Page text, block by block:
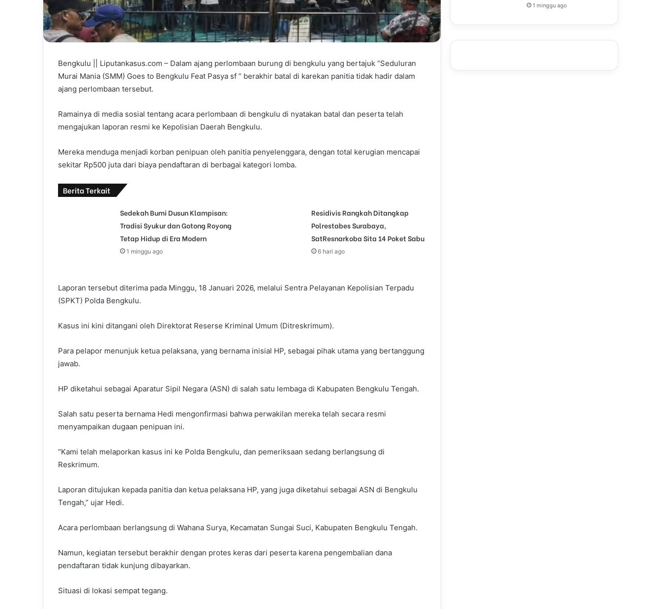
Bengkulu || Liputankasus.com – Dalam ajang perlombaan burung di bengkulu yang bertajuk “Seduluran
Murai Mania (SMM) Goes to Bengkulu Feat Pasya sf ” berakhir batal di karekan panitia tidak hadir dalam
ajang perlombaan tersebut.
Ramainya di media sosial tentang acara perlombaan di bengkulu di nyatakan batal dan peserta telah
mengajukan laporan resmi ke Kepolisian Daerah Bengkulu.
Mereka menduga menjadi korban penipuan oleh panitia penyelenggara, dengan total kerugian mencapai
sekitar Rp500 juta dari biaya pendaftaran di berbagai kategori lomba.
Berita Terkait
Sedekah Bumi Dusun Klampisan:
Tradisi Syukur dan Gotong Royong
Tetap Hidup di Era Modern
1 minggu ago
Residivis Rangkah Ditangkap
Polrestabes Surabaya,
SatResnarkoba Sita 14 Poket Sabu
6 hari ago
Laporan tersebut diterima pada Minggu, 18 Januari 2026, melalui Sentra Pelayanan Kepolisian Terpadu
(SPKT) Polda Bengkulu.
Kasus ini kini ditangani oleh Direktorat Reserse Kriminal Umum (Ditreskrimum).
Para pelapor menunjuk ketua pelaksana, yang bernama inisial HP, sebagai pihak utama yang bertanggung
jawab.
HP diketahui sebagai Aparatur Sipil Negara (ASN) di salah satu lembaga di Kabupaten Bengkulu Tengah.
Salah satu peserta bernama Hedi mengonfirmasi bahwa perwakilan mereka telah secara resmi
menyampaikan dugaan penipuan ini.
“Kami telah melaporkan kasus ini ke Polda Bengkulu, dan pemeriksaan sedang berlangsung di
Reskrimum.
Laporan ditujukan kepada panitia dan ketua pelaksana HP, yang juga diketahui sebagai ASN di Bengkulu
Tengah,” ujar Hedi.
Acara perlombaan berlangsung di Wahana Surya, Kecamatan Sungai Suci, Kabupaten Bengkulu Tengah.
Namun, kegiatan tersebut berakhir dengan protes keras dari peserta karena pengembalian dana
pendaftaran tidak kunjung dibayarkan.
Situasi di lokasi sempat tegang.
1 minggu ago